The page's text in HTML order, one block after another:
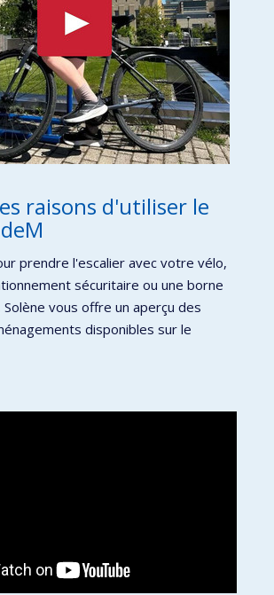
raisons d'utiliser le
prendre l'escalier avec votre vélo,
sécuritaire ou une borne
vous offre un aperçu des
disponibles sur le